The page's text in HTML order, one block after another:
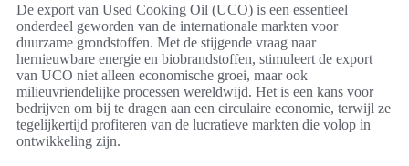
De export van Used Cooking Oil (UCO) is een essentieel
onderdeel geworden van de internationale markten voor
duurzame grondstoffen. Met de stijgende vraag naar
hernieuwbare energie en biobrandstoffen, stimuleert de export
van UCO niet alleen economische groei, maar ook
milieuvriendelijke processen wereldwijd. Het is een kans voor
bedrijven om bij te dragen aan een circulaire economie, terwijl ze
tegelijkertijd profiteren van de lucratieve markten die volop in
ontwikkeling zijn.